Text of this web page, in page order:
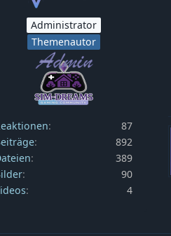
Administrator
Themenautor
87
892
389
90
4